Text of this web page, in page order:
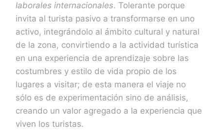
laborales internacionales. Tolerante porque
invita al turista pasivo a transformarse en uno
activo, integrándolo al ámbito cultural y natural
de la zona, convirtiendo a la actividad turística
en una experiencia de aprendizaje sobre las
costumbres y estilo de vida propio de los
lugares a visitar; de esta manera el viaje no
sólo es de experimentación sino de análisis,
creando un valor agregado a la experiencia que
viven los turistas.